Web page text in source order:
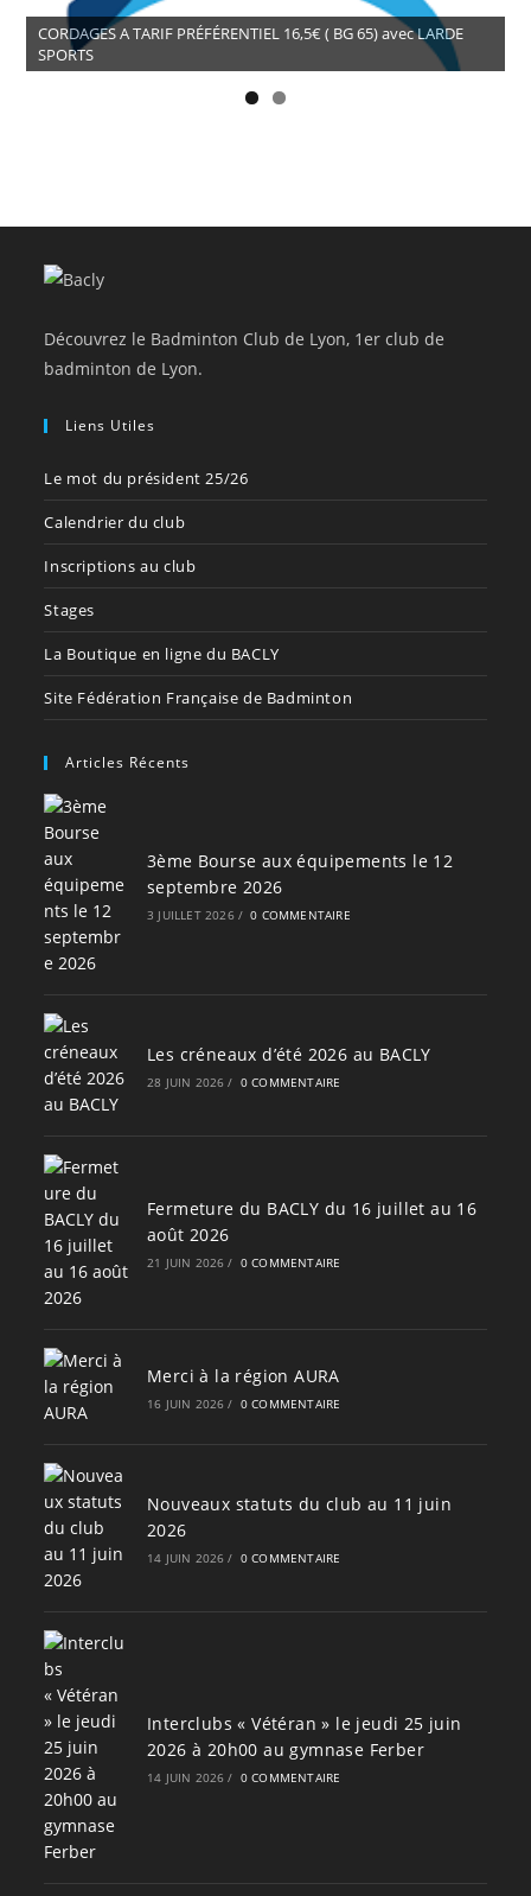
CORDAGES A TARIF PRÉFÉRENTIEL 16,5€ ( BG 65) avec LARDE
SPORTS
Découvrez le Badminton Club de Lyon, 1er club de
badminton de Lyon.
Liens Utiles
Le mot du président 25/26
Calendrier du club
Inscriptions au club
Stages
La Boutique en ligne du BACLY
Site Fédération Française de Badminton
Articles Récents
3ème Bourse aux équipements le 12
septembre 2026
3 JUILLET 2026 / 0 COMMENTAIRE
Les créneaux d’été 2026 au BACLY
28 JUIN 2026 / 0 COMMENTAIRE
Fermeture du BACLY du 16 juillet au 16
août 2026
21 JUIN 2026 / 0 COMMENTAIRE
Merci à la région AURA
16 JUIN 2026 / 0 COMMENTAIRE
Nouveaux statuts du club au 11 juin
2026
14 JUIN 2026 / 0 COMMENTAIRE
Interclubs « Vétéran » le jeudi 25 juin
2026 à 20h00 au gymnase Ferber
14 JUIN 2026 / 0 COMMENTAIRE